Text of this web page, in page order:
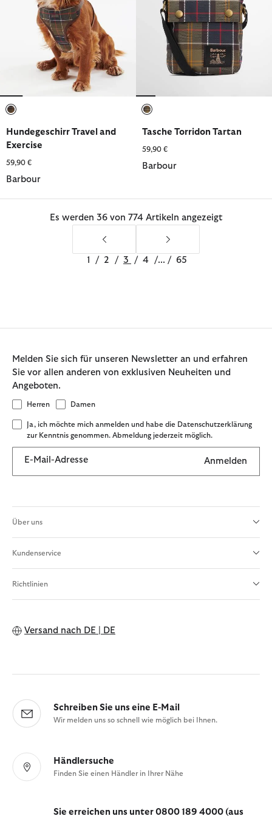
Hundegeschirr Travel and
Exercise
59,90 €
Barbour
Tasche Torridon Tartan
59,90 €
Barbour
Es werden 36 von 774 Artikeln angezeigt
1 / 2 / 3 / 4 /... / 65
Melden Sie sich für unseren Newsletter an und erfahren
Sie vor allen anderen von exklusiven Neuheiten und
Angeboten.
Herren Damen
Ja, ich möchte mich anmelden und habe die Datenschutzerklärung
zur Kenntnis genommen. Abmeldung jederzeit möglich.
E-Mail-Adresse Anmelden
Über uns
Kundenservice
Richtlinien
Versand nach DE | DE
Schreiben Sie uns eine E-Mail
Wir melden uns so schnell wie möglich bei Ihnen.
Händlersuche
Finden Sie einen Händler in Ihrer Nähe
Sie erreichen uns unter 0800 189 4000 (aus